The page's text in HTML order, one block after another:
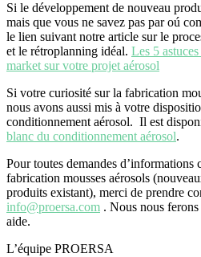
Si le développement de nouveau
mais que vous ne savez pas par oú
le lien suivant notre article sur le
et le rétroplanning idéal. Les 5
market sur votre projet aérosol
Si votre curiosité sur la fabrication
nous avons aussi mis à votre
conditionnement aérosol. Il est
blanc du conditionnement aérosol.
Pour toutes demandes d’informations
fabrication mousses aérosols
produits existant), merci de prendre
info@proersa.com . Nous nous
aide.
L’équipe PROERSA